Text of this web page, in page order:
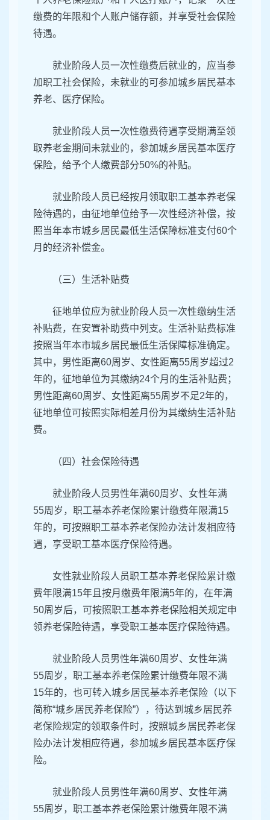
缴费的年限和个人账户储存额，并享受社会保险
待遇。
就业阶段人员一次性缴费后就业的，应当参
加职工社会保险，未就业的可参加城乡居民基本
养老、医疗保险。
就业阶段人员一次性缴费待遇享受期满至领
取养老金期间未就业的，参加城乡居民基本医疗
保险，给予个人缴费部分50%的补贴。
就业阶段人员已经按月领取职工基本养老保
险待遇的，由征地单位给予一次性经济补偿，按
照当年本市城乡居民最低生活保障标准支付60个
月的经济补偿金。
（三）生活补贴费
征地单位应为就业阶段人员一次性缴纳生活
补贴费，在安置补助费中列支。生活补贴费标准
按照当年本市城乡居民最低生活保障标准确定。
其中，男性距离60周岁、女性距离55周岁超过2
年的，征地单位为其缴纳24个月的生活补贴费；
男性距离60周岁、女性距离55周岁不足2年的，
征地单位可按照实际相差月份为其缴纳生活补贴
费。
（四）社会保险待遇
就业阶段人员男性年满60周岁、女性年满
55周岁，职工基本养老保险累计缴费年限满15
年的，可按照职工基本养老保险办法计发相应待
遇，享受职工基本医疗保险待遇。
女性就业阶段人员职工基本养老保险累计缴
费年限满15年且按月缴费年限满5年的，在年满
50周岁后，可按照职工基本养老保险相关规定申
领养老保险待遇，享受职工基本医疗保险待遇。
就业阶段人员男性年满60周岁、女性年满
55周岁，职工基本养老保险累计缴费年限不满
15年的，也可转入城乡居民基本养老保险（以下
简称“城乡居民养老保险”），待达到城乡居民养
老保险规定的领取条件时，按照城乡居民养老保
险办法计发相应待遇，参加城乡居民基本医疗保
险。
就业阶段人员男性年满60周岁、女性年满
55周岁，职工基本养老保险累计缴费年限不满